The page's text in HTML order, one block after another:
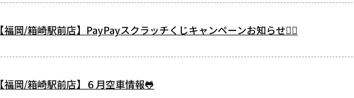
【福岡/箱崎駅前店】PayPayスクラッチくじキャンペーンお知らせ🙂‍↕️
【福岡/箱崎駅前店】６月空車情報🐸